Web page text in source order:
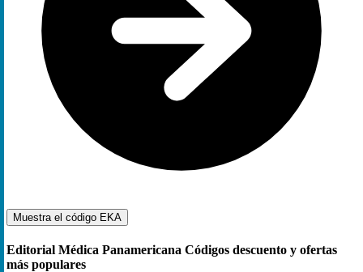
Muestra el código EKA
Editorial Médica Panamericana Códigos descuento y ofertas
más populares